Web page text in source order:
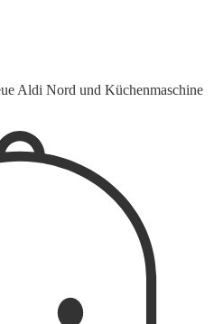
Aldi Nord und Küchenmaschine